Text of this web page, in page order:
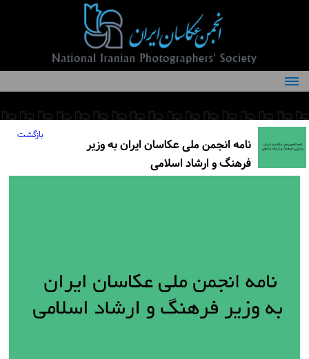
درباره انجمن
کمیته‌های انجمن
اعضاء انجمن
شرایط عضویت
تماس با ما
بازگشت
نامه انجمن ملی عکاسان ایران به وزیر
فرهنگ و ارشاد اسلامی